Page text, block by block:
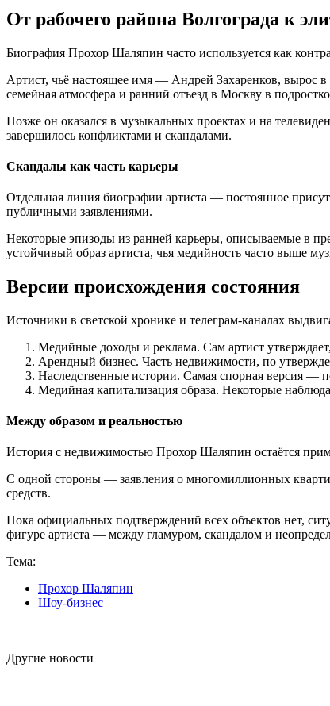
От рабочего района Волгограда к
Биография Прохор Шаляпин часто используется как
Артист, чьё настоящее имя — Андрей Захаренков, вырос в
семейная атмосфера и ранний отъезд в Москву в
Позже он оказался в музыкальных проектах и на
завершилось конфликтами и скандалами.
Скандалы как часть карьеры
Отдельная линия биографии артиста — постоянное
публичными заявлениями.
Некоторые эпизоды из ранней карьеры, описываемые в
устойчивый образ артиста, чья медийность часто выше
Версии происхождения состояния
Источники в светской хронике и телеграм-каналах
Медийные доходы и реклама. Сам артист
Арендный бизнес. Часть недвижимости, по
Наследственные истории. Самая спорная версия —
Медийная капитализация образа. Некоторые
Между образом и реальностью
История с недвижимостью Прохор Шаляпин остаётся
С одной стороны — заявления о многомиллионных
средств.
Пока официальных подтверждений всех объектов нет,
фигуре артиста — между гламуром, скандалом и
Тема:
Прохор Шаляпин
Шоу-бизнес
Другие новости